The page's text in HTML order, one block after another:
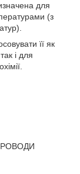
для
(з
її як
і для